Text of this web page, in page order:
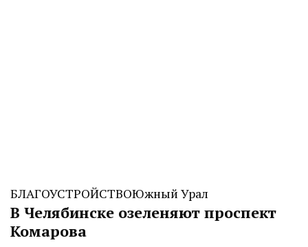
БЛАГОУСТРОЙСТВОЮжный Урал
В Челябинске озеленяют проспект
Комарова